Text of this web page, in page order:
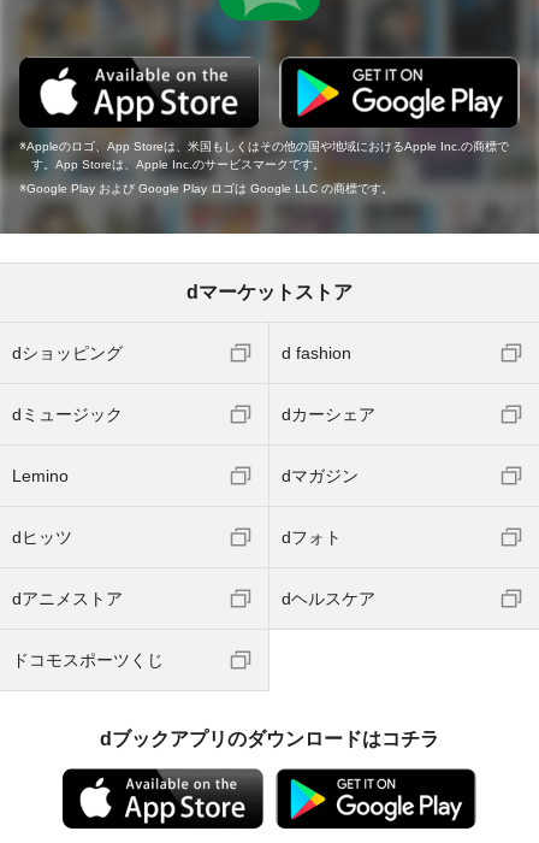
Appleのロゴ、App Storeは、米国もしくはその他の国や地域におけるApple Inc.の商標で
す。App Storeは、Apple Inc.のサービスマークです。
Google Play および Google Play ロゴは Google LLC の商標です。
dマーケットストア
dショッピング d fashion
dミュージック dカーシェア
Lemino dマガジン
dヒッツ dフォト
dアニメストア dヘルスケア
ドコモスポーツくじ
dブックアプリのダウンロードはコチラ